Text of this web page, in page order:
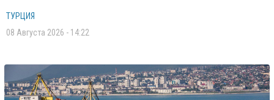
ТУРЦИЯ
08 Августа 2026 - 14:22